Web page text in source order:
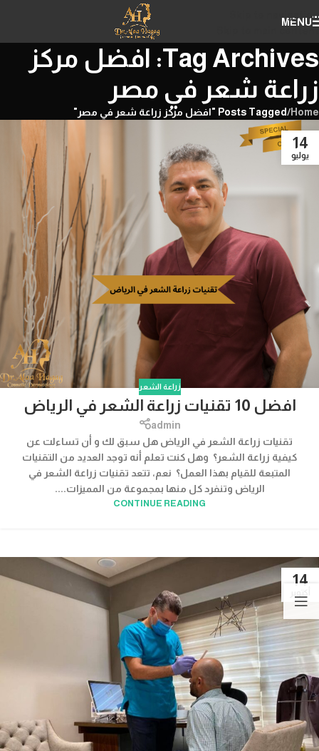
Skip to navigation
MENU
Tag Archives: افضل مركز
زراعة شعر في مصر
Home
/Posts Tagged "افضل مركز زراعة شعر في مصر"
14
يوليو
زراعة الشعر
افضل 10 تقنيات زراعة الشعر في الرياض
admin
تقنيات زراعة الشعر في الرياض هل سبق لك و أن تساءلت عن
كيفية زراعة الشعر؟ وهل كنت تعلم أنه توجد العديد من التقنيات
المتبعة للقيام بهذا العمل؟ نعم، تتعد تقنيات زراعة الشعر في
الرياض وتنفرد كل منها بمجموعة من المميزات....
CONTINUE READING
14